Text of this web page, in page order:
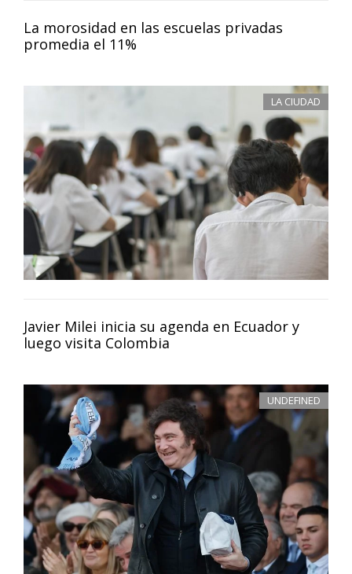
La morosidad en las escuelas privadas
promedia el 11%
LA CIUDAD
Javier Milei inicia su agenda en Ecuador y
luego visita Colombia
UNDEFINED